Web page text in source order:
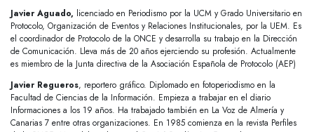
Javier Aguado, licenciado en Periodismo por la UCM y Grado Universitario en
Protocolo, Organización de Eventos y Relaciones Institucionales, por la UEM. Es
el coordinador de Protocolo de la ONCE y desarrolla su trabajo en la Dirección
de Comunicación. Lleva más de 20 años ejerciendo su profesión. Actualmente
es miembro de la Junta directiva de la Asociación Española de Protocolo (AEP)
Javier Regueros, reportero gráfico. Diplomado en fotoperiodismo en la
Facultad de Ciencias de la Información. Empieza a trabajar en el diario
Informaciones a los 19 años. Ha trabajado también en La Voz de Almería y
Canarias 7 entre otras organizaciones. En 1985 comienza en la revista Perfiles